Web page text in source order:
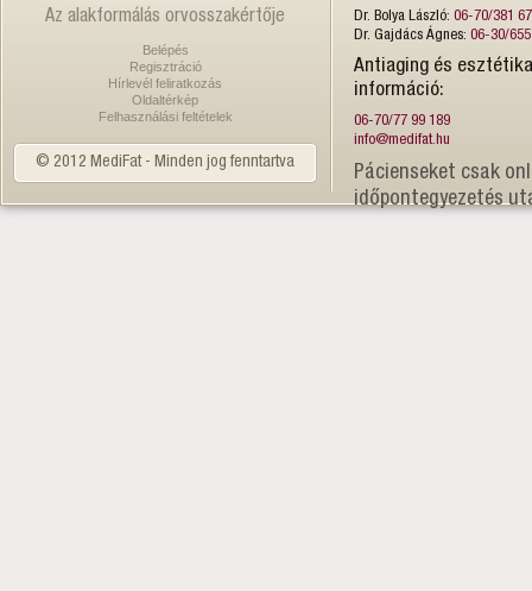
Az alakformálás orvosszakértője
Belépés
Regisztráció
Hírlevél feliratkozás
Oldaltérkép
Felhasználási feltételek
© 2012 MediFat - Minden jog fenntartva
Dr. Bolya László: 06-70/381
Dr. Gajdács Ágnes: 06-30/
Antiaging és
információ:
06-70/77 99 189
info@medifat.hu
Pácienseket csak
időpontegyezetés